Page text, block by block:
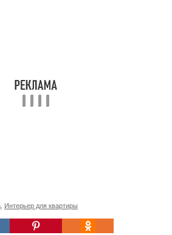
Интерьер для квартиры